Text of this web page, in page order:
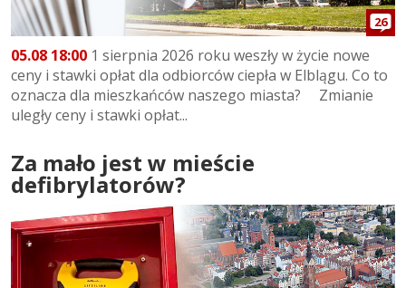
26
05.08 18:00 1 sierpnia 2026 roku weszły w życie nowe
ceny i stawki opłat dla odbiorców ciepła w Elblągu. Co to
oznacza dla mieszkańców naszego miasta? Zmianie
uległy ceny i stawki opłat...
Za mało jest w mieście
defibrylatorów?